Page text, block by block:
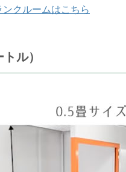
クルームはこちら
ル）